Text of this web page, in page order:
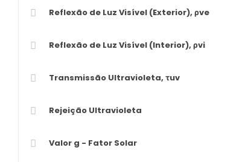
Reflexão de Luz Visível (Exterior), ρve
Reflexão de Luz Visível (Interior), ρvi
Transmissão Ultravioleta, τuv
Rejeição Ultravioleta
Valor g - Fator Solar